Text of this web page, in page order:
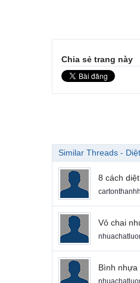
Chia sẻ trang này
Similar Threads -
8 cách
Vỏ chai
Bình nhựa